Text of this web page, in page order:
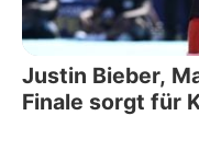
Justin Bieber,
Finale sorgt für